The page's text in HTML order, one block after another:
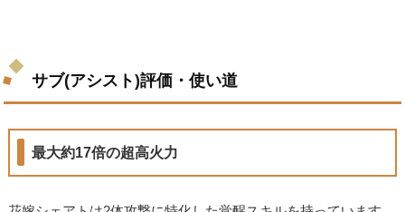
サブ(アシスト)評価・使い道
最大約17倍の超高火力